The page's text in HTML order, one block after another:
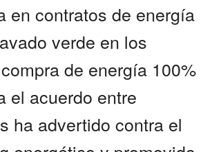
en contratos de energía
verde en los
de energía 100%
el acuerdo entre
ha advertido contra el